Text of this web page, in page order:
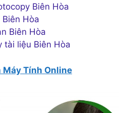
Biên Hòa
Hòa
Biên Hòa
tài liệu Biên Hòa
Máy Tính Online